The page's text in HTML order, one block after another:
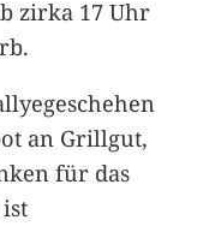
zirka 17 Uhr
an Grillgut,
für das